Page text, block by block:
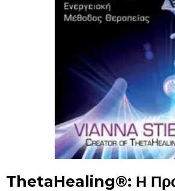
ThetaHealing®: Η